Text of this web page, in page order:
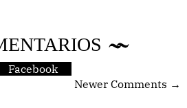
Facebook
Newer Comments →